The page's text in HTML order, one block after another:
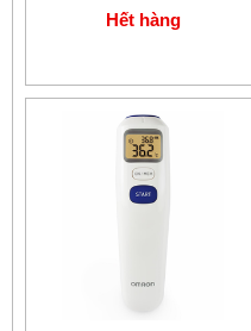
Hết hàng